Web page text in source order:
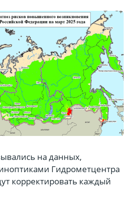
на данных,
Гидрометцентра
корректировать каждый